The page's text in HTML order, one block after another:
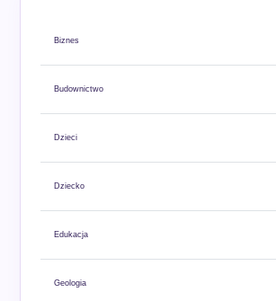
Biznes
Budownictwo
Dzieci
Dziecko
Edukacja
Geologia